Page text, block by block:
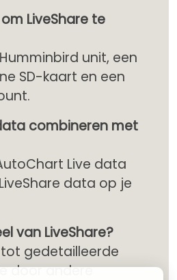
LiveShare te
unit, een
SD-kaart en een
combineren met
Live data
data op je
van LiveShare?
gedetailleerde
door andere